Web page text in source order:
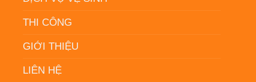
THI CÔNG
GIỚI THIỆU
LIÊN HỆ